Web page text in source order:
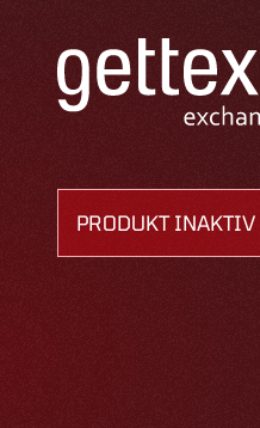
PRODUKT